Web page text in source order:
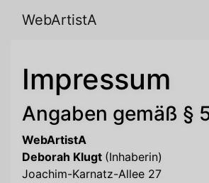
WebArtistA
Impressum
Angaben gemäß §
WebArtistA
Deborah Klugt (Inhaberin)
Joachim-Karnatz-Allee 27